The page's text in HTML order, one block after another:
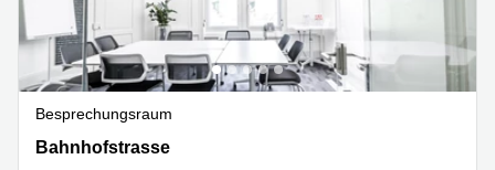
Besprechungsraum
Bahnhofstrasse 37, Zürich Altstadt
Bahnhofstrasse